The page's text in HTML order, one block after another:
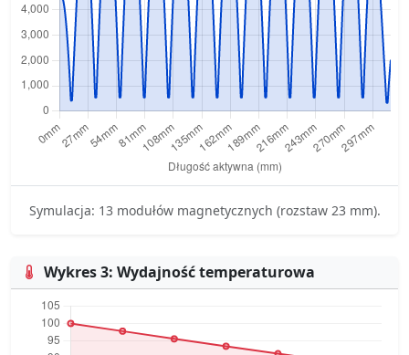
Symulacja: 13 modułów magnetycznych (rozstaw 23 mm).
Wykres 3: Wydajność temperaturowa